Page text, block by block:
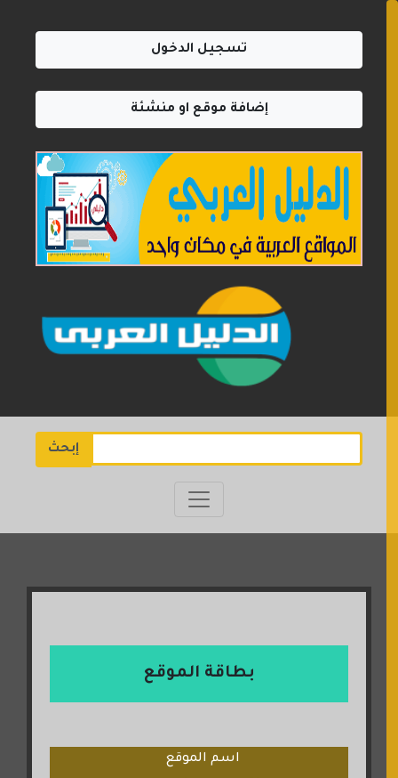
تسجيل الدخول
إضافة موقع او منشئة
إبحث
بطاقة الموقع
اسم الموقع